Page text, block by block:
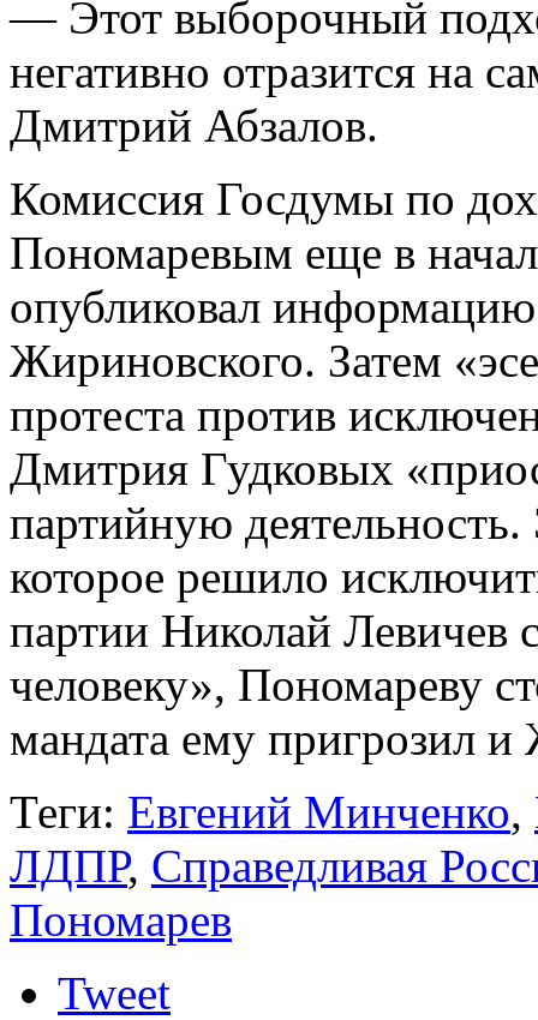
— Этот выборочный
негативно отразится на
Дмитрий Абзалов.
Комиссия Госдумы по
Пономаревым еще в
опубликовал информацию
Жириновского. Затем
протеста против
Дмитрия Гудковых
партийную деятельность.
которое решило
партии Николай Левичев
человеку», Пономареву
мандата ему пригрозил
Теги: Евгений Минченко,
ЛДПР, Справедливая
Пономарев
Tweet